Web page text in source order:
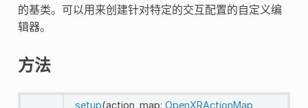
的基类。可以用来创建针对特定的交互配置的自定义编
辑器。
方法
setup(action_map: OpenXRActionMap